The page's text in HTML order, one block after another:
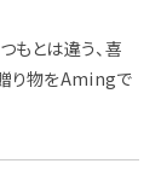
もとは違う、喜
り物をAmingで